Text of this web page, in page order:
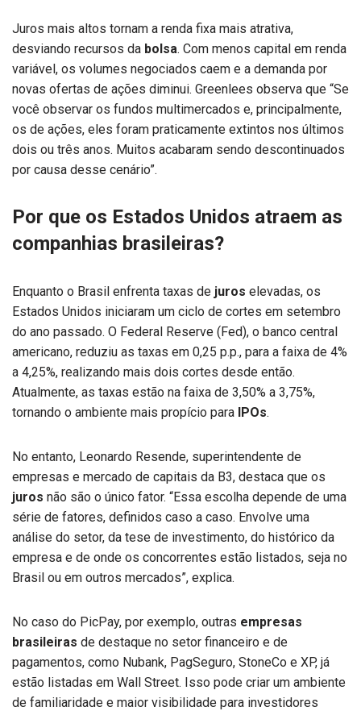
Juros mais altos tornam a renda fixa mais atrativa,
desviando recursos da bolsa. Com menos capital em renda
variável, os volumes negociados caem e a demanda por
novas ofertas de ações diminui. Greenlees observa que “Se
você observar os fundos multimercados e, principalmente,
os de ações, eles foram praticamente extintos nos últimos
dois ou três anos. Muitos acabaram sendo descontinuados
por causa desse cenário”.
Por que os Estados Unidos atraem as
companhias brasileiras?
Enquanto o Brasil enfrenta taxas de juros elevadas, os
Estados Unidos iniciaram um ciclo de cortes em setembro
do ano passado. O Federal Reserve (Fed), o banco central
americano, reduziu as taxas em 0,25 p.p., para a faixa de 4%
a 4,25%, realizando mais dois cortes desde então.
Atualmente, as taxas estão na faixa de 3,50% a 3,75%,
tornando o ambiente mais propício para IPOs.
No entanto, Leonardo Resende, superintendente de
empresas e mercado de capitais da B3, destaca que os
juros não são o único fator. “Essa escolha depende de uma
série de fatores, definidos caso a caso. Envolve uma
análise do setor, da tese de investimento, do histórico da
empresa e de onde os concorrentes estão listados, seja no
Brasil ou em outros mercados”, explica.
No caso do PicPay, por exemplo, outras empresas
brasileiras de destaque no setor financeiro e de
pagamentos, como Nubank, PagSeguro, StoneCo e XP, já
estão listadas em Wall Street. Isso pode criar um ambiente
de familiaridade e maior visibilidade para investidores